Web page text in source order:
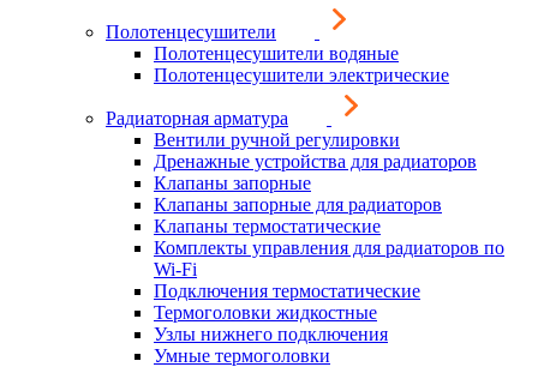
Полотенцесушители
Полотенцесушители водяные
Полотенцесушители электрические
Радиаторная арматура
Вентили ручной регулировки
Дренажные устройства для радиаторов
Клапаны запорные
Клапаны запорные для радиаторов
Клапаны термостатические
Комплекты управления для радиаторов по
Wi-Fi
Подключения термостатические
Термоголовки жидкостные
Узлы нижнего подключения
Умные термоголовки